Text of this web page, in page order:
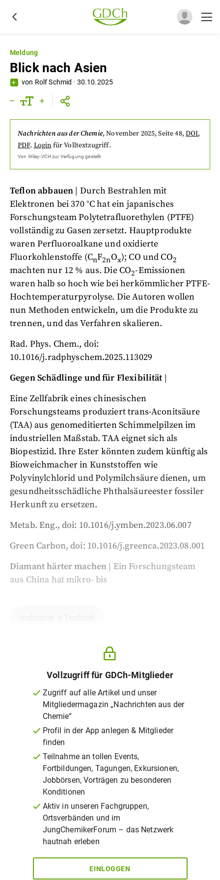
Meldung
Blick nach Asien
von Rolf Schmid · 30.10.2025
Nachrichten aus der Chemie,November 2025, Seite 48, DOI,
PDF. Login für Volltextzugriff.
Von Wiley-VCHzur Verfügung gestellt
Teflon abbauen | Durch Bestrahlen mit
Elektronen bei 370 °C hat ein japanisches
Forschungsteam Polytetrafluorethylen (PTFE)
vollständig zu Gasen zersetzt. Hauptprodukte
waren Perfluoroalkane und oxidierte
Fluorkohlenstoffe (CnF2nOx); CO und CO2
machten nur 12 % aus. Die CO2-Emissionen
waren halb so hoch wie bei herkömmlicher PTFE-
Hochtemperaturpyrolyse. Die Autoren wollen
nun Methoden entwickeln, um die Produkte zu
trennen, und das Verfahren skalieren.
Rad. Phys. Chem., doi:
10.1016/j.radphyschem.2025.113029
Gegen Schädlinge und für Flexibilität |
Eine Zellfabrik eines chinesischen
Forschungsteams produziert trans-Aconitsäure
(TAA) aus genomeditierten Schimmelpilzen im
industriellen Maßstab. TAA eignet sich als
Biopestizid. Ihre Ester könnten zudem künftig als
Bioweichmacher in Kunststoffen wie
Polyvinylchlorid und Polymilchsäure dienen, um
gesundheitsschädliche Phthalsäureester fossiler
Herkunft zu ersetzen.
Metab. Eng., doi: 10.1016/j.ymben.2023.06.007
Green Carbon, doi: 10.1016/j.greenca.2023.08.001
Diamant härter machen | Ein Forschungsteam
aus China hat mikro- bis
Vollzugriff für GDCh-Mitglieder
Zugriff auf alle Artikel und unser
Mitgliedermagazin „Nachrichten aus der
Chemie“
Profil in der App anlegen & Mitglieder
finden
Teilnahme an tollen Events,
Fortbildungen, Tagungen, Exkursionen,
Jobbörsen, Vorträgen zu besonderen
Konditionen
Aktiv in unseren Fachgruppen,
Ortsverbänden und im
JungChemikerForum – das Netzwerk
hautnah erleben
EINLOGGEN